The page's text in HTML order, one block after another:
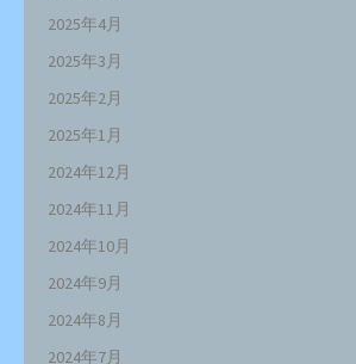
2025年4月
2025年3月
2025年2月
2025年1月
2024年12月
2024年11月
2024年10月
2024年9月
2024年8月
2024年7月